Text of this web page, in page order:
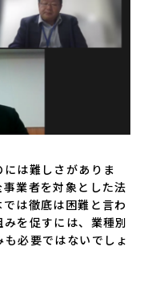
は難しさがありま
業者を対象とした法
は徹底は困難と言わ
を促すには、業種別
必要ではないでしょ